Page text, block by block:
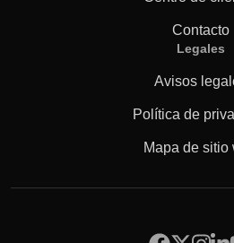
Contacto
Legales
Avisos
Política de
Mapa de sitio